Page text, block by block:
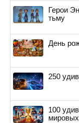
Герои
тьму
День
250
100